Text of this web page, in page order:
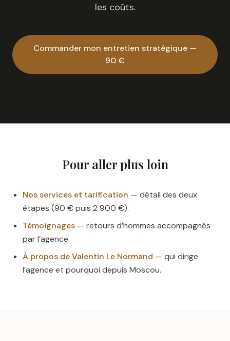
les coûts.
Commander mon entretien stratégique —
90 €
Pour aller plus loin
Nos services et tarification — détail des deux
étapes (90 € puis 2 900 €).
Témoignages — retours d’hommes accompagnés
par l’agence.
À propos de Valentin Le Normand — qui dirige
l’agence et pourquoi depuis Moscou.